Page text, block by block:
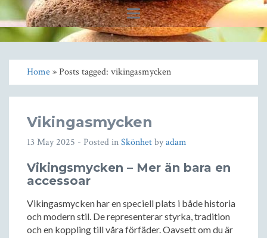
Toggle
navigation
Home» Posts tagged: vikingasmycken
Vikingasmycken
13 May 2025 - Posted inSkönhetbyadam
Vikingsmycken – Mer än bara en
accessoar
Vikingasmycken har en speciell plats i både historia
och modern stil. De representerar styrka, tradition
och en koppling till våra förfäder. Oavsett om du är